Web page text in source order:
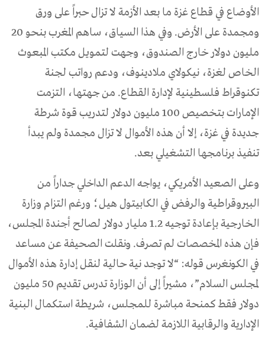
الأوضاع في قطاع غزة ما بعد الأزمة لا تزال حبراً على ورق
ومجمدة على الأرض. وفي هذا السياق، ساهم المغرب بنحو 20
مليون دولار خارج الصندوق، وجهت لتمويل مكتب المبعوث
الخاص لغزة، نيكولاي ملادينوف، ودعم رواتب لجنة
تكنوقراط فلسطينية لإدارة القطاع. من جهتها، التزمت
الإمارات بتخصيص 100 مليون دولار لتدريب قوة شرطة
جديدة في غزة، إلا أن هذه الأموال لا تزال مجمدة ولم يبدأ
تنفيذ برنامجها التشغيلي بعد.
وعلى الصعيد الأمريكي، يواجه الدعم الداخلي جداراً من
البيروقراطية والرفض في الكابيتول هيل؛ ورغم التزام وزارة
الخارجية بإعادة توجيه 1.2 مليار دولار لصالح أجندة المجلس،
فإن هذه المخصصات لم تصرف. ونقلت الصحيفة عن مساعد
في الكونغرس قوله: “لا توجد نية حالية لنقل إدارة هذه الأموال
لمجلس السلام”، مشيراً إلى أن الوزارة تدرس تقديم 50 مليون
دولار فقط كمنحة مباشرة للمجلس، شريطة استكمال البنية
الإدارية والرقابية اللازمة لضمان الشفافية.